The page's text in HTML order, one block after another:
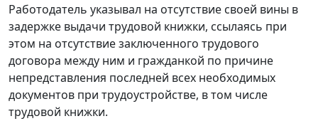
Работодатель указывал на отсутствие своей вины в
задержке выдачи трудовой книжки, ссылаясь при
этом на отсутствие заключенного трудового
договора между ним и гражданкой по причине
непредставления последней всех необходимых
документов при трудоустройстве, в том числе
трудовой книжки.